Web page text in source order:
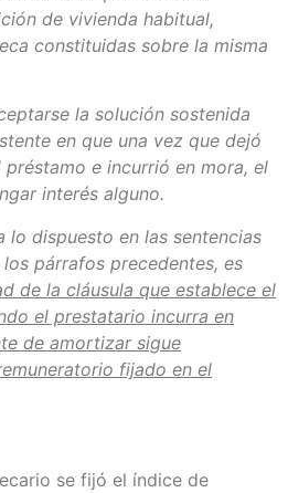
de vivienda habitual,
constituidas sobre la misma
la solución sostenida
en que una vez que dejó
e incurrió en mora, el
interés alguno.
lo dispuesto en las sentencias
párrafos precedentes, es
de la cláusula que establece el
el prestatario incurra en
de amortizar sigue
fijado en el
se fijó el índice de